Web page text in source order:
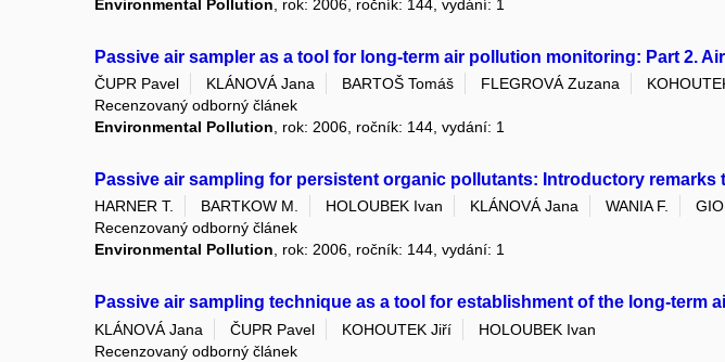
Environmental Pollution , rok: 2006, ročník: 144, vydání: 1
Passive air sampler as a tool for long-term air pollution monitoring: Part 2.
ČUPR Pavel KLÁNOVÁ Jana BARTOŠ Tomáš FLEGROVÁ Zuzana
Recenzovaný odborný článek
Environmental Pollution , rok: 2006, ročník: 144, vydání: 1
Passive air sampling for persistent organic pollutants: Introductory remarks
HARNER T. BARTKOW M. HOLOUBEK Ivan KLÁNOVÁ Jana WANIA F.
Recenzovaný odborný článek
Environmental Pollution, rok: 2006, ročník: 144, vydání: 1
Passive air sampling technique as a tool for establishment of the long-
KLÁNOVÁ Jana ČUPR Pavel KOHOUTEK Jiří
HOLOUBEK Ivan
Recenzovaný odborný článek